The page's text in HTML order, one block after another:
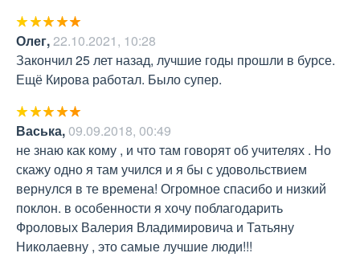
Олег,22.10.2021, 10:28
Закончил 25 лет назад, лучшие годы прошли в бурсе.
Ещё Кирова работал. Было супер.
Васька,09.09.2018, 00:49
не знаю как кому , и что там говорят об учителях . Но
скажу одно я там учился и я бы с удовольствием
вернулся в те времена! Огромное спасибо и низкий
поклон. в особенности я хочу поблагодарить
Фроловых Валерия Владимировича и Татьяну
Николаевну , это самые лучшие люди!!!